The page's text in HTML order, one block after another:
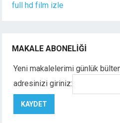
full hd film izle
MAKALE ABONELIĞI
Yeni makalelerimi günlük
adresinizi giriniz: